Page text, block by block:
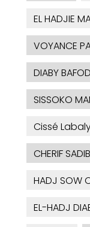
EL HADJIE
VOYANCE
DIABY
SISSOKO
Cissé
CHERIF
HADJ SOW
EL-HADJ